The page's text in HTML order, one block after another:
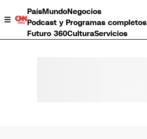
PaísMundoNegocios
Podcast y Programas completos
Futuro 360CulturaServicios